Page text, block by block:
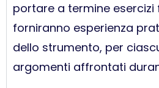
portare a termine
forniranno esperienza
dello strumento, per
argomenti affrontati